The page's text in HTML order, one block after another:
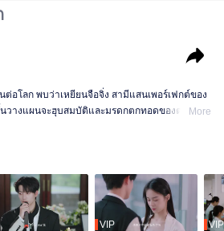
อโลก พบว่าเหยียนจือจิ่ง สามีแสนเพอร์เฟกต์ของ
วางแผนจะฮุบสมบัติและมรดกตกทอดของตระกูลMore
VIP VIP